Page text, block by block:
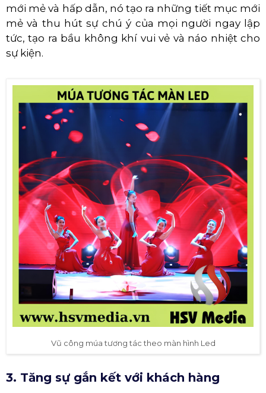
mới mẻ và hấp dẫn, nó tạo ra những tiết mục mới
mẻ và thu hút sự chú ý của mọi người ngay lập
tức, tạo ra bầu không khí vui vẻ và náo nhiệt cho
sự kiện.
Vũ công múa tương tác theo màn hình Led
3. Tăng sự gắn kết với khách hàng